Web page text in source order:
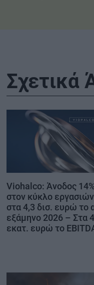
Σχετικά
Viohalco: Άνοδος
στον κύκλο εργασιών
στα 4,3 δισ. ευρώ το
εξάμηνο 2026 – Στα
εκατ. ευρώ το